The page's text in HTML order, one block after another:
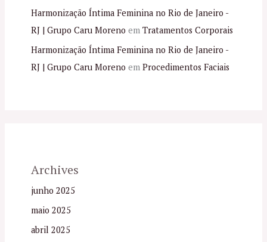
Harmonização Íntima Feminina no Rio de Janeiro -
RJ | Grupo Caru Moreno em Tratamentos Corporais
Harmonização Íntima Feminina no Rio de Janeiro -
RJ | Grupo Caru Moreno em Procedimentos Faciais
Archives
junho 2025
maio 2025
abril 2025